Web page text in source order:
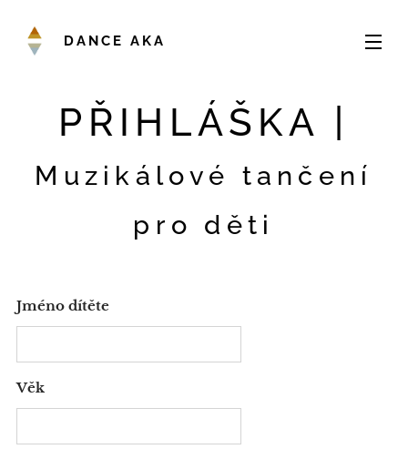
DANCE AKA
PŘIHLÁŠKA |
Muzikálové tančení
pro děti
Jméno dítěte
Věk